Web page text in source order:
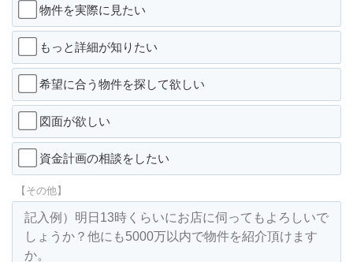
物件を実際に見たい
もっと詳細が知りたい
希望に合う物件を探して欲しい
図面が欲しい
資金計画の相談をしたい
【その他】